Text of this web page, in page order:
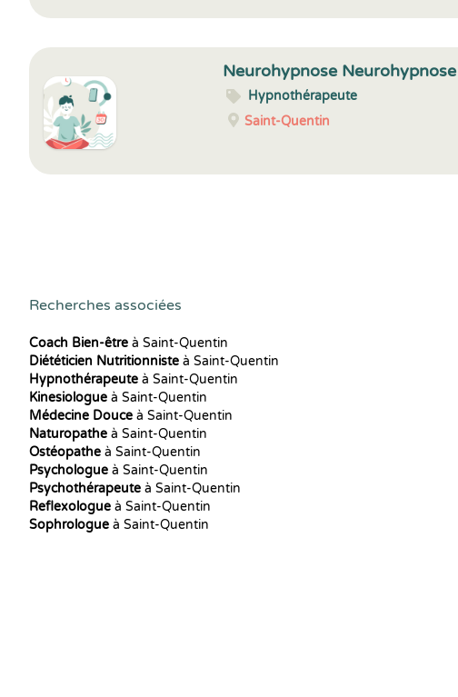
Neurohypnose Neurohypnose
Hypnothérapeute
Saint-Quentin
Recherches associées
Coach Bien-être à Saint-Quentin
Diététicien Nutritionniste à Saint-Quentin
Hypnothérapeute à Saint-Quentin
Kinesiologue à Saint-Quentin
Médecine Douce à Saint-Quentin
Naturopathe à Saint-Quentin
Ostéopathe à Saint-Quentin
Psychologue à Saint-Quentin
Psychothérapeute à Saint-Quentin
Reflexologue à Saint-Quentin
Sophrologue à Saint-Quentin